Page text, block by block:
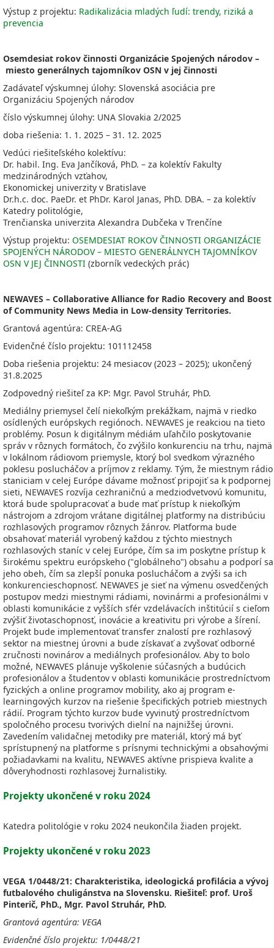
Výstup z projektu: Radikalizácia mladých ľudí: trendy, riziká a
prevencia
Osemdesiat rokov činnosti Organizácie Spojených národov –
miesto generálnych tajomníkov OSN v jej činnosti
Zadávateľ výskumnej úlohy: Slovenská asociácia pre
Organizáciu Spojených národov
číslo výskumnej úlohy: UNA Slovakia 2/2025
doba riešenia: 1. 1. 2025 – 31. 12. 2025
Vedúci riešiteľského kolektívu:
Dr. habil. Ing. Eva Jančíková, PhD. – za kolektív Fakulty
medzinárodných vzťahov,
Ekonomickej univerzity v Bratislave
Dr.h.c. doc. PaeDr. et PhDr. Karol Janas, PhD. DBA. – za kolektív
Katedry politológie,
Trenčianska univerzita Alexandra Dubčeka v Trenčíne
Výstup projektu: OSEMDESIAT ROKOV ČINNOSTI ORGANIZÁCIE
SPOJENÝCH NÁRODOV – MIESTO GENERÁLNYCH TAJOMNÍKOV
OSN V JEJ ČINNOSTI (zborník vedeckých prác)
NEWAVES – Collaborative Alliance for Radio Recovery and Boost
of Community News Media in Low-density Territories.
Grantová agentúra: CREA-AG
Evidenčné číslo projektu: 101112458
Doba riešenia projektu: 24 mesiacov (2023 – 2025); ukončený
31.8.2025
Zodpovedný riešiteľ za KP: Mgr. Pavol Struhár, PhD.
Mediálny priemysel čelí niekoľkým prekážkam, najmä v riedko
osídlených európskych regiónoch. NEWAVES je reakciou na tieto
problémy. Posun k digitálnym médiám uľahčilo poskytovanie
správ v rôznych formátoch, čo zvýšilo konkurenciu na trhu, najmä
v lokálnom rádiovom priemysle, ktorý bol svedkom výrazného
poklesu poslucháčov a príjmov z reklamy. Tým, že miestnym rádio
staniciam v celej Európe dávame možnosť pripojiť sa k podpornej
sieti, NEWAVES rozvíja cezhraničnú a medziodvetvovú komunitu,
ktorá bude spolupracovať a bude mať prístup k niekoľkým
nástrojom a zdrojom vrátane digitálnej platformy na distribúciu
rozhlasových programov rôznych žánrov. Platforma bude
obsahovať materiál vyrobený každou z týchto miestnych
rozhlasových staníc v celej Európe, čím sa im poskytne prístup k
širokému spektru európskeho ("globálneho") obsahu a podporí sa
jeho obeh, čím sa zlepší ponuka poslucháčom a zvýši sa ich
konkurencieschopnosť. NEWAVES je sieť na výmenu osvedčených
postupov medzi miestnymi rádiami, novinármi a profesionálmi v
oblasti komunikácie z vyšších sfér vzdelávacích inštitúcií s cieľom
zvýšiť životaschopnosť, inovácie a kreativitu pri výrobe a šírení.
Projekt bude implementovať transfer znalostí pre rozhlasový
sektor na miestnej úrovni a bude získavať a zvyšovať odborné
zručnosti novinárov a mediálnych profesionálov. Aby to bolo
možné, NEWAVES plánuje vyškolenie súčasných a budúcich
profesionálov a študentov v oblasti komunikácie prostredníctvom
fyzických a online programov mobility, ako aj program e-
learningových kurzov na riešenie špecifických potrieb miestnych
rádií. Program týchto kurzov bude vyvinutý prostredníctvom
spoločného procesu tvorivých dielní na najnižšej úrovni.
Zavedením validačnej metodiky pre materiál, ktorý má byť
sprístupnený na platforme s prísnymi technickými a obsahovými
požiadavkami na kvalitu, NEWAVES aktívne prispieva kvalite a
dôveryhodnosti rozhlasovej žurnalistiky.
Projekty ukončené v roku 2024
Katedra politológie v roku 2024 neukončila žiaden projekt.
Projekty ukončené v roku 2023
VEGA 1/0448/21: Charakteristika, ideologická profilácia a vývoj
futbalového chuligánstva na Slovensku. Riešiteľ: prof. Uroš
Pinterič, PhD., Mgr. Pavol Struhár, PhD.
Grantová agentúra: VEGA
Evidenčné číslo projektu: 1/0448/21